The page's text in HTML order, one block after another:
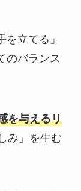
立てる」
のバランス
を与えるリ
み」を生む